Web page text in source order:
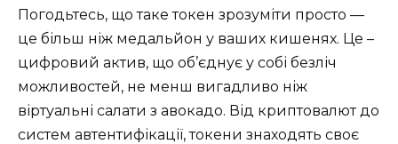
Погодьтесь, що таке токен зрозуміти просто —
це більш ніж медальйон у ваших кишенях. Це –
цифровий актив, що об’єднує у собі безліч
можливостей, не менш вигадливо ніж
віртуальні салати з авокадо. Від криптовалют до
систем автентифікації, токени знаходять своє